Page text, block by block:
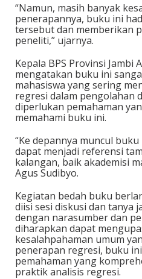
“Namun, masih banyak
penerapannya, buku ini
tersebut dan memberikan
peneliti,” ujarnya.
Kepala BPS Provinsi Jambi
mengatakan buku ini
mahasiswa yang sering
regresi dalam pengolahan
diperlukan pemahaman
memahami buku ini.
“Ke depannya muncul
dapat menjadi referensi
kalangan, baik akademisi
Agus Sudibyo.
Kegiatan bedah buku
diisi sesi diskusi dan tanya
dengan narasumber dan
diharapkan dapat
kesalahpahaman umum
penerapan regresi, buku
pemahaman yang
praktik analisis regresi.